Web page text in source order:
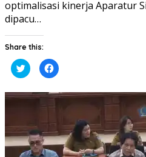
optimalisasi kinerja Aparatur
dipacu…
Share this:
Klik
untuk
berbagi
Twitter(Membuka
jendela
baru)
Klik
untuk
Facebook(Membuka
baru)